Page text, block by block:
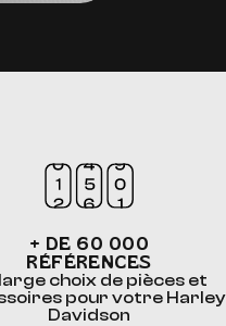
+ DE 60 000
RÉFÉRENCES
choix de pièces et
pour votre Harley
Davidson